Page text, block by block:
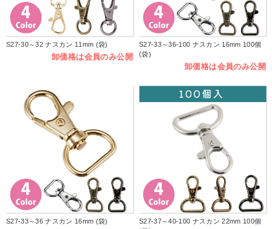
S27-30～32 ナスカン 11mm (袋)
卸価格は会員のみ公開
S27-33～36-100 ナスカン 16mm 100個
(袋)
卸価格は会員のみ公開
S27-33～36 ナスカン 16mm (袋)
S27-37～40-100 ナスカン 22mm 100個